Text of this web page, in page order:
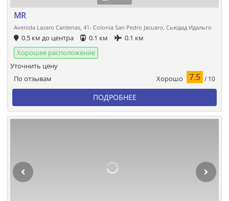
MR
Avenida Lazaro Cardenas, 41- Colonia San Pedro Jacuaro, Сьюдад Идальго
0.5 км до центра 0.1 км
0.1 км
Хорошее расположение
По отзывам Хорошо 7.5 / 10
Уточнить цену
ПОДРОБНЕЕ